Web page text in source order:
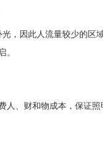
，因此人流量较少的区
。
、财和物成本，保证照